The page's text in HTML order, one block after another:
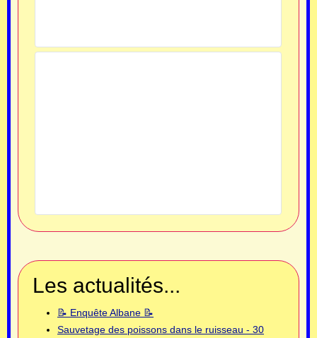
Les actualités...
📝 Enquête Albane 📝
Sauvetage des poissons dans le ruisseau - 30